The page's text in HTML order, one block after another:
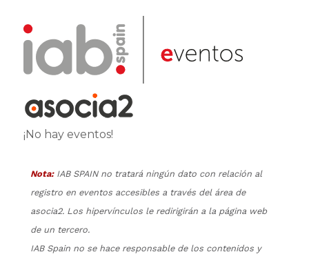
¡No hay eventos!
Nota:IAB SPAIN no tratará ningún dato con relación al
registro en eventos accesibles a través del área de
asocia2. Los hipervínculos le redirigirán a la página web
de un tercero.
IAB Spain no se hace responsable de los contenidos y